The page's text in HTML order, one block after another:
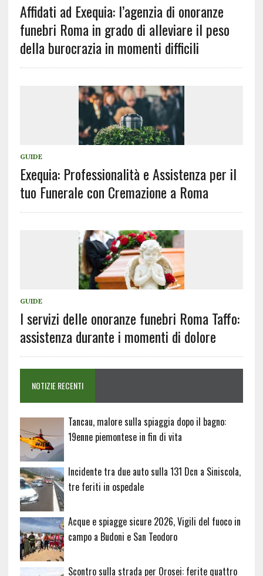
Affidati ad Exequia: l’agenzia di onoranze
funebri Roma in grado di alleviare il peso
della burocrazia in momenti difficili
GUIDE
Exequia: Professionalità e Assistenza per il
tuo Funerale con Cremazione a Roma
GUIDE
I servizi delle onoranze funebri Roma Taffo:
assistenza durante i momenti di dolore
NOTIZIE RECENTI
Tancau, malore sulla spiaggia dopo il bagno:
19enne piemontese in fin di vita
Incidente tra due auto sulla 131 Dcn a Siniscola,
tre feriti in ospedale
Acque e spiagge sicure 2026, Vigili del fuoco in
campo a Budoni e San Teodoro
Scontro sulla strada per Orosei: ferite quattro